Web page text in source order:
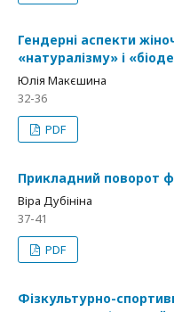
Гендерні аспекти
«натуралізму» і
Юлія Макєшина
32-36
PDF
Прикладний поворот
Віра Дубініна
37-41
PDF
Фізкультурно-